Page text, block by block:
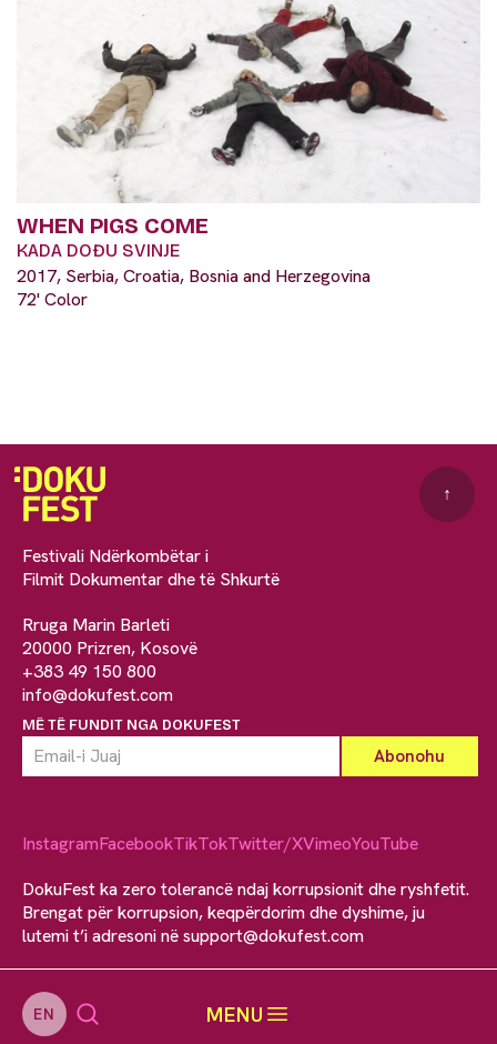
EN MENU
WHEN PIGS COME
KADA DOĐU SVINJE
2017, Serbia, Croatia, Bosnia and Herzegovina
72' Color
Festivali Ndërkombëtar i
Filmit Dokumentar dhe të Shkurtë
Rruga Marin Barleti
20000 Prizren, Kosovë
+383 49 150 800
info@dokufest.com
MË TË FUNDIT NGA DOKUFEST
↑
InstagramFacebookTikTokTwitter/XVimeoYouTube
DokuFest ka zero tolerancë ndaj korrupsionit dhe ryshfetit.
Brengat për korrupsion, keqpërdorim dhe dyshime, ju
lutemi t’i adresoni nësupport@dokufest.com